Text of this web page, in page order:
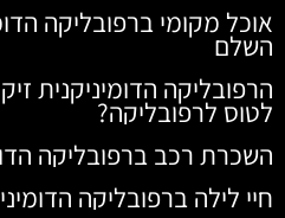
אוכל מקומי ברפובליקה
השלם
הרפובליקה הדומיניקנית
לטוס לרפובליקה?
השכרת רכב ברפובליקה
חיי לילה ברפובליקה